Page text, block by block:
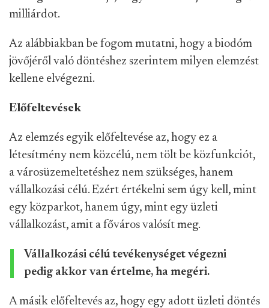
milliárdot.
Az alábbiakban be fogom mutatni, hogy a biodóm
jövőjéről való döntéshez szerintem milyen elemzést
kellene elvégezni.
Előfeltevések
Az elemzés egyik előfeltevése az, hogy ez a
létesítmény nem közcélú, nem tölt be közfunkciót,
a városüzemeltetéshez nem szükséges, hanem
vállalkozási célú. Ezért értékelni sem úgy kell, mint
egy közparkot, hanem úgy, mint egy üzleti
vállalkozást, amit a főváros valósít meg.
Vállalkozási célú tevékenységet végezni
pedig akkor van értelme, ha megéri.
A másik előfeltevés az, hogy egy adott üzleti döntés